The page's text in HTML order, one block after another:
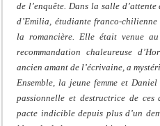
de l’enquête. Dans la salle
d’Emilia, étudiante franco-
la romancière. Elle était venue
recommandation chaleureuse
ancien amant de l’écrivaine, a
Ensemble, la jeune femme et
passionnelle et destructrice de ces
pacte indicible depuis plus d’un